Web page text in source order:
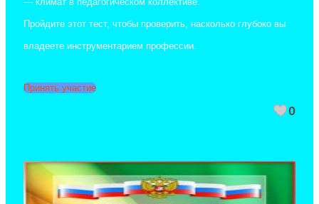
Пройдите этот тест, чтобы проверить, насколько глубоко вы
владеете инструментарием профессии.
Принять участие
0